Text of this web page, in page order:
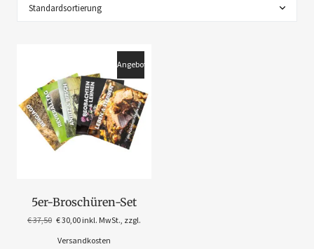
Angebot!
5er-Broschüren-Set
€37,50 €30,00 inkl. MwSt., zzgl.
Versandkosten